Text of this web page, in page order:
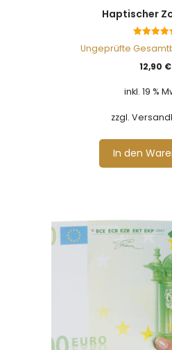
Haptischer
von 5
Ungeprüfte
12,90 €
inkl. 19 %
zzgl.
In den